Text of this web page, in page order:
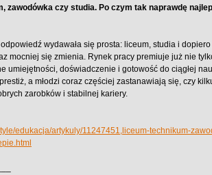
zawodówka czy studia. Po czym tak naprawdę
wydawała się prosta: liceum, studia i dopiero
mocniej się zmienia. Rynek pracy premiuje już nie
umiejętności, doświadczenie i gotowość do ciągłej
a młodzi coraz częściej zastanawiają się, czy
zarobków i stabilnej kariery.
edukacja/artykuly/11247451,liceum-technikum-